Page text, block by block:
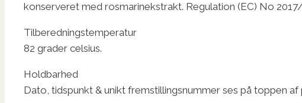
konserveret med rosmarinekstrakt. Regulation (EC) No
Tilberedningstemperatur
82 grader celsius.
Holdbarhed
Dato, tidspunkt & unikt fremstillingsnummer ses på toppen af